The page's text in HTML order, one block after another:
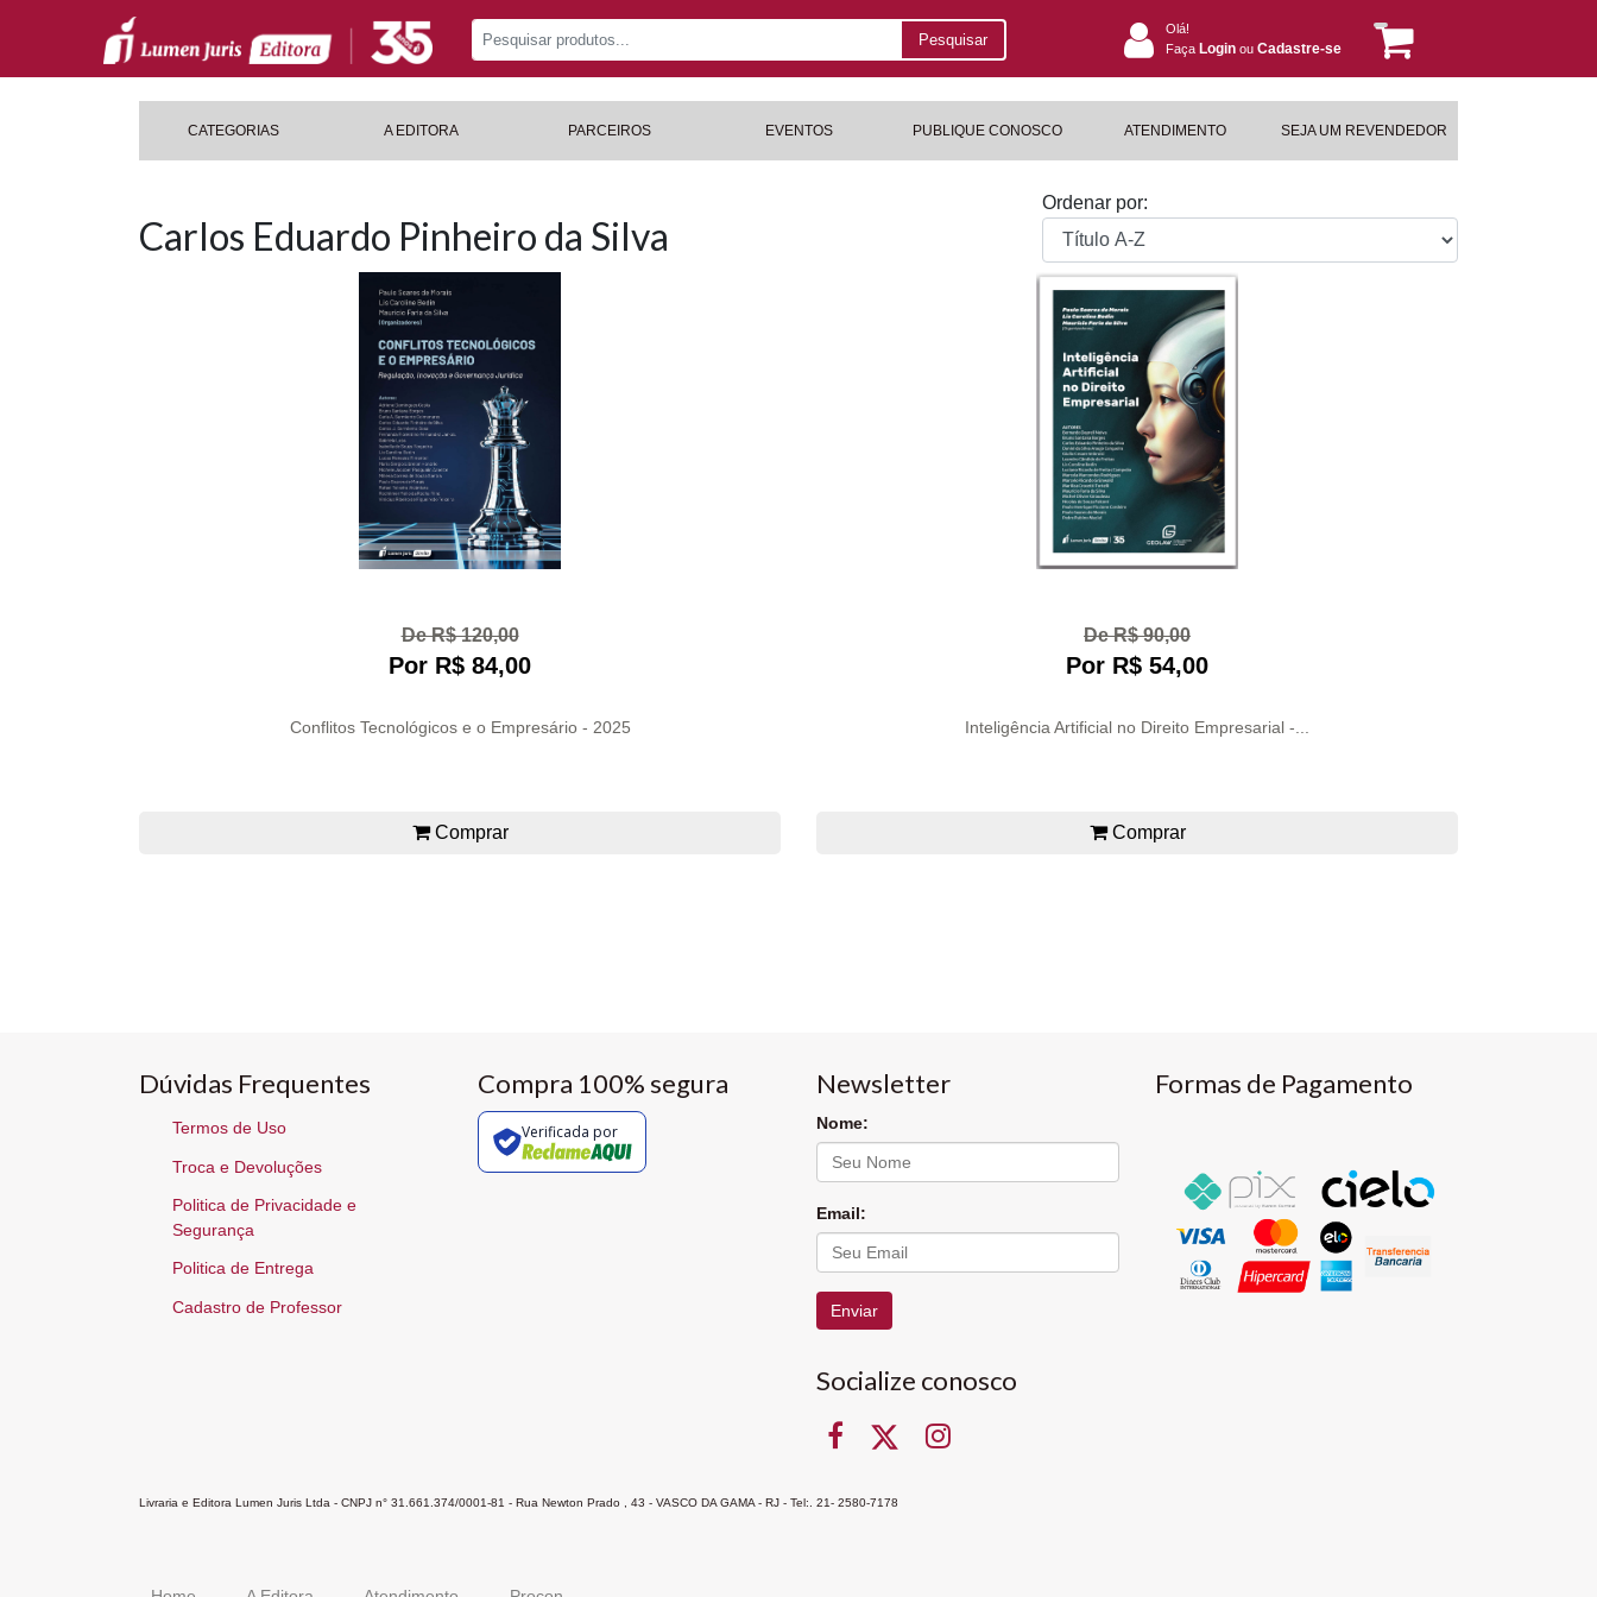
Pesquisar
Olá!
Faça Login ou Cadastre-se
CATEGORIAS A EDITORA PARCEIROS EVENTOS PUBLIQUE CONOSCO ATENDIMENTO SEJA UM REVENDEDOR
Carlos Eduardo Pinheiro da Silva
Ordenar por:
De R$ 120,00
Por R$ 84,00
Conflitos Tecnológicos e o Empresário - 2025
Comprar
De R$ 90,00
Por R$ 54,00
Inteligência Artificial no Direito Empresarial -...
Comprar
Dúvidas Frequentes
Termos de Uso
Troca e Devoluções
Politica de Privacidade e
Segurança
Politica de Entrega
Cadastro de Professor
Compra 100% segura
Verificada por
Newsletter
Nome:
Email:
Enviar
Socialize conosco
Formas de Pagamento
Livraria e Editora Lumen Juris Ltda - CNPJ n° 31.661.374/0001-81 - Rua Newton Prado , 43 - VASCO DA GAMA - RJ - Tel:. 21- 2580-7178